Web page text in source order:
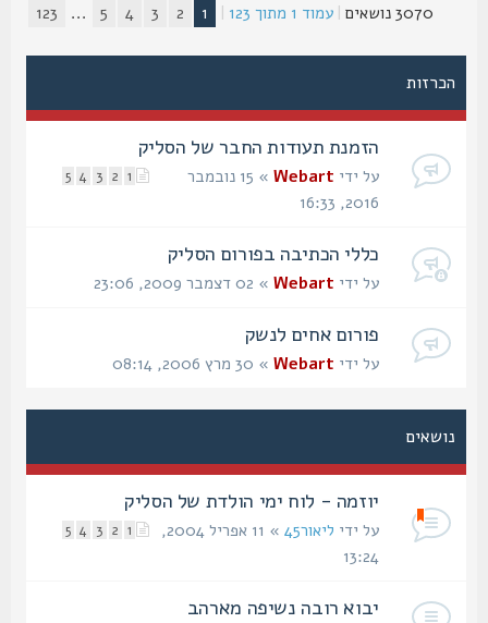
3070 נושאים |עמוד1מתוך123
|
1
5
...
123
הכרזות
הזמנת תעודות החבר של הסליק
2
3
4
5 על ידיWebart
» 15 נובמבר
כללי הכתיבה בפורום הסליק
על ידיWebart» 02 דצמבר 2009, 23:06
פורום אחים לנשק
על ידיWebart» 30 מרץ 2006, 08:14
נושאים
יוזמה - לוח ימי הולדת של הסליק
1
2
3
4
5 על ידיליאור45
» 11 אפריל 2004,
13:24
יבוא רובה נשיפה מארהב